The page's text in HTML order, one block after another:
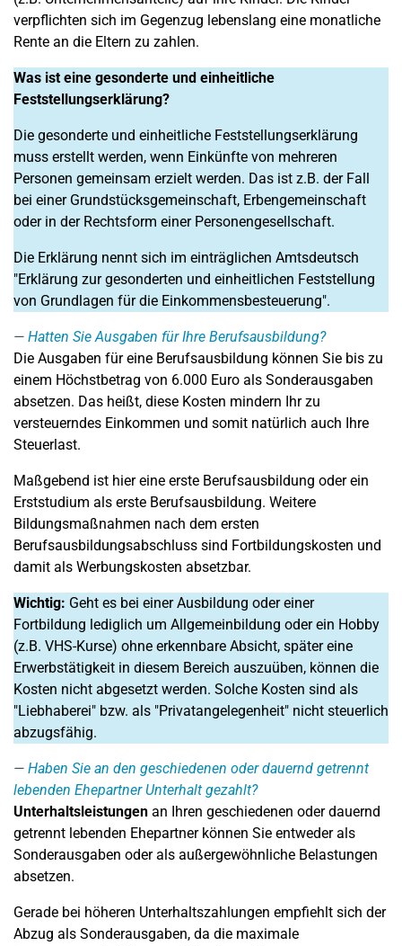
verpflichten sich im Gegenzug lebenslang eine monatliche
Rente an die Eltern zu zahlen.
Was ist eine gesonderte und einheitliche
Feststellungserklärung?
Die gesonderte und einheitliche Feststellungserklärung
muss erstellt werden, wenn Einkünfte von mehreren
Personen gemeinsam erzielt werden. Das ist z.B. der Fall
bei einer Grundstücksgemeinschaft, Erbengemeinschaft
oder in der Rechtsform einer Personengesellschaft.
Die Erklärung nennt sich im einträglichen Amtsdeutsch
"Erklärung zur gesonderten und einheitlichen Feststellung
von Grundlagen für die Einkommensbesteuerung".
Hatten Sie Ausgaben für Ihre Berufsausbildung?
Die Ausgaben für eine Berufsausbildung können Sie bis zu
einem Höchstbetrag von 6.000 Euro als Sonderausgaben
absetzen. Das heißt, diese Kosten mindern Ihr zu
versteuerndes Einkommen und somit natürlich auch Ihre
Steuerlast.
Maßgebend ist hier eine erste Berufsausbildung oder ein
Erststudium als erste Berufsausbildung. Weitere
Bildungsmaßnahmen nach dem ersten
Berufsausbildungsabschluss sind Fortbildungskosten und
damit als Werbungskosten absetzbar.
Wichtig: Geht es bei einer Ausbildung oder einer
Fortbildung lediglich um Allgemeinbildung oder ein Hobby
(z.B. VHS-Kurse) ohne erkennbare Absicht, später eine
Erwerbstätigkeit in diesem Bereich auszuüben, können die
Kosten nicht abgesetzt werden. Solche Kosten sind als
"Liebhaberei" bzw. als "Privatangelegenheit" nicht steuerlich
abzugsfähig.
Haben Sie an den geschiedenen oder dauernd getrennt
lebenden Ehepartner Unterhalt gezahlt?
Unterhaltsleistungen an Ihren geschiedenen oder dauernd
getrennt lebenden Ehepartner können Sie entweder als
Sonderausgaben oder als außergewöhnliche Belastungen
absetzen.
Gerade bei höheren Unterhaltszahlungen empfiehlt sich der
Abzug als Sonderausgaben, da die maximale